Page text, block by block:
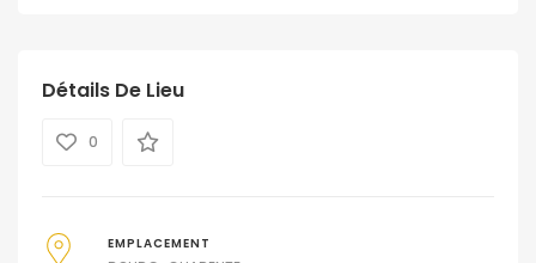
Détails De Lieu
0
EMPLACEMENT